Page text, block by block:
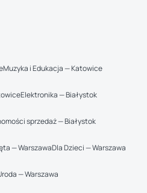
Muzyka i Edukacja — Katowice
Elektronika — Białystok
sprzedaż — Białystok
— WarszawaDla Dzieci — Warszawa
— Warszawa